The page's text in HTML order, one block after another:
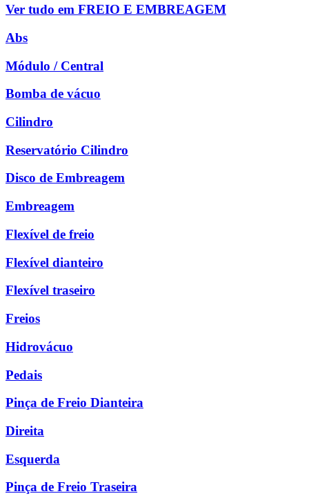
Ver tudo em FREIO E EMBREAGEM
Abs
Módulo / Central
Bomba de vácuo
Cilindro
Reservatório Cilindro
Disco de Embreagem
Embreagem
Flexível de freio
Flexível dianteiro
Flexível traseiro
Freios
Hidrovácuo
Pedais
Pinça de Freio Dianteira
Direita
Esquerda
Pinça de Freio Traseira